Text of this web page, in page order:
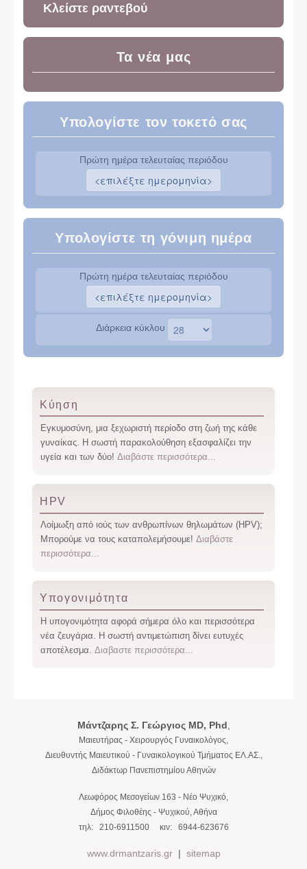
Κλείστε ραντεβού
Τα νέα μας
Υπολογίστε τον τοκετό σας
Πρώτη ημέρα τελευταίας περιόδου
Υπολογίστε τη γόνιμη ημέρα
Πρώτη ημέρα τελευταίας περιόδου
Διάρκεια κύκλου
Κύηση
Εγκυμοσύνη, μια ξεχωριστή περίοδο στη ζωή της κάθε
γυναίκας. Η σωστή παρακολούθηση εξασφαλίζει την
υγεία και των δύο!Διαβάστε περισσότερα...
HPV
Λοίμωξη από ιούς των ανθρωπίνων θηλωμάτων (HPV);
Μπορούμε να τους καταπολεμήσουμε!Διαβάστε
περισσότερα...
Υπογονιμότητα
Η υπογονιμότητα αφορά σήμερα όλο και περισσότερα
νέα ζευγάρια. Η σωστή αντιμετώπιση δίνει ευτυχές
αποτέλεσμα.Διαβαστε περισσότερα...
Μάντζαρης Σ. ΓεώργιοςMD, Phd
Μαιευτήρας - Χειρουργός Γυναικολόγος,
Διευθυντής Μαιευτικού - Γυναικολογικού Τμήματος ΕΛ.ΑΣ.,
Διδάκτωρ Πανεπιστημίου Αθηνών
Λεωφόρος Μεσογείων 163 - Νέο Ψυχικό
Δήμος Φιλοθέης - Ψυχικού, Αθήνα
τηλ:
210-6911500κιν: 6944-623676
www.drmantzaris.gr| sitemap